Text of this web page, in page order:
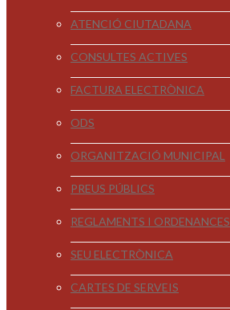
ATENCIÓ CIUTADANA
CONSULTES ACTIVES
FACTURA ELECTRÒNICA
ODS
ORGANITZACIÓ MUNICIPAL
PREUS PÚBLICS
REGLAMENTS I ORDENANCES
SEU ELECTRÒNICA
CARTES DE SERVEIS